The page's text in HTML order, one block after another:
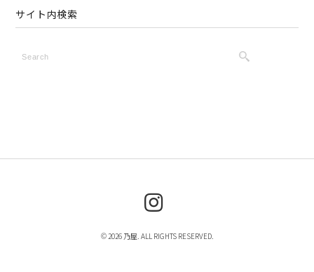
サイト内検索
© 2026 乃屋. ALL RIGHTS RESERVED.